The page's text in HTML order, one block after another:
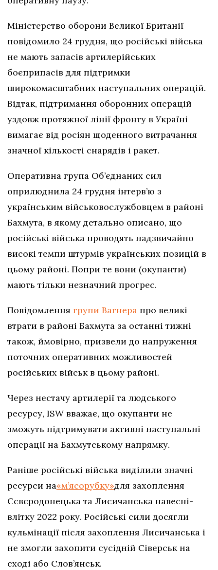
Міністерство оборони Великої Британії
повідомило 24 грудня, що російські війська
не мають запасів артилерійських
боєприпасів для підтримки
широкомасштабних наступальних операцій.
Відтак, підтримання оборонних операцій
уздовж протяжної лінії фронту в Україні
вимагає від росіян щоденного витрачання
значної кількості снарядів і ракет.
Оперативна група Об’єднаних сил
оприлюднила 24 грудня інтерв’ю з
українським військовослужбовцем в районі
Бахмута, в якому детально описано, що
російські війська проводять надзвичайно
високі темпи штурмів українських позицій в
цьому районі. Попри те вони (окупанти)
мають тільки незначний прогрес.
Повідомлення групи Вагнера про великі
втрати в районі Бахмута за останні тижні
також, ймовірно, призвели до напруження
поточних оперативних можливостей
російських військ в цьому районі.
Через нестачу артилерії та людського
ресурсу, ISW вважає, що окупанти не
зможуть підтримувати активні наступальні
операції на Бахмутському напрямку.
Раніше російські війська виділили значні
ресурси на«м’ясорубку»для захоплення
Сєвєродонецька та Лисичанська навесні-
влітку 2022 року. Російські сили досягли
кульмінації після захоплення Лисичанська і
не змогли захопити сусідній Сіверськ на
сході або Слов’янськ.